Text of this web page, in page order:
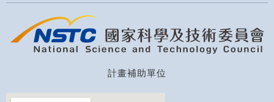
計畫補助單位